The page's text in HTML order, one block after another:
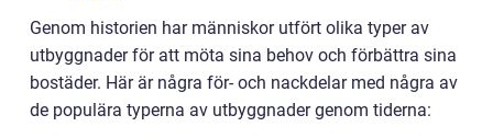
Genom historien har människor utfört olika typer av
utbyggnader för att möta sina behov och förbättra sina
bostäder. Här är några för- och nackdelar med några av
de populära typerna av utbyggnader genom tiderna: